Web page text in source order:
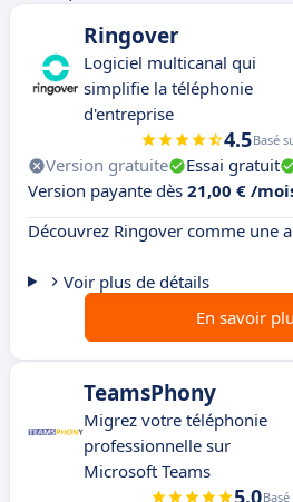
Ringover
Logiciel multicanal qui
simplifie la téléphonie
d'entreprise
4.5Basé
Version gratuite Essai gratuit
Version payante dès 21,00 € /
Découvrez Ringover comme une
Voir plus de détails
En savoir
TeamsPhony
Migrez votre téléphonie
professionnelle sur
Microsoft Teams
5.0